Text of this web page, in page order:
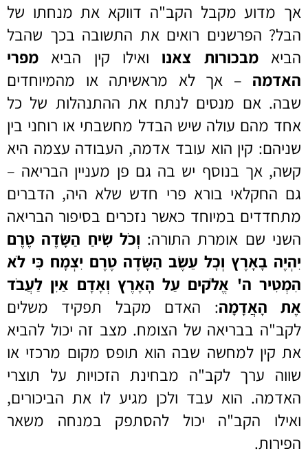
אך מדוע מקבל הקב"ה דווקא את מנחתו של
הבל? הפרשנים רואים את התשובה בכך שהבל
הביאמבכורות צאנו ואילו קין הביא מפרי
האדמה – אך לא מראשיתה או מהמיוחדים
שבה. אם מנסים לנתח את ההתנהלות של כל
אחד מהם עולה שיש הבדל מחשבתי או רוחני בין
שניהם: קין הוא עובד אדמה, העבודה עצמה היא
קשה, אך בנוסף יש בה גם פן מעניין הבריאה –
גם החקלאי בורא פרי חדש שלא היה, הדברים
מתחדדים במיוחד כאשר נזכרים בסיפור הבריאה
השני שם אומרת התורה: וְכֹל שִׂיחַ הַשָּׂדֶה טֶרֶם
יִהְיֶה בָאָרֶץ וְכׇל עֵשֶׂב הַשָּׂדֶה טֶרֶם יִצְמָח כִּי לֹא
הִמְטִיר ה' אֱלֹקים עַל הָאָרֶץ וְאָדָם אַיִן לַעֲבֹד
אֶת הָאֲדָמָה: האדם מקבל תפקיד משלים
לקב"ה בבריאה של הצומח. מצב זה יכול להביא
את קין למחשה שבה הוא תופס מקום מרכזי או
שווה ערך לקב"ה מבחינת הזכויות על תוצרי
האדמה. הוא עבד ולכן מגיע לו את הביכורים,
ואילו הקב"ה יכול להסתפק במנחה משאר
הפירות.